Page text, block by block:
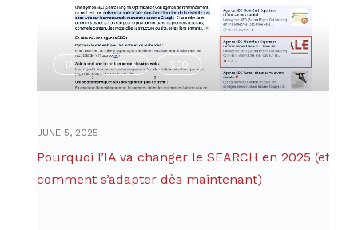
IA
,
MEDIA
,
SEO
JUNE 5, 2025
Pourquoi l’IA va changer le SEARCH en 2025 (et
comment s’adapter dès maintenant)